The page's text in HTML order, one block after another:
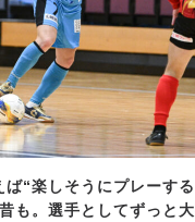
ば“楽しそうにプレーする
も。選手としてずっと